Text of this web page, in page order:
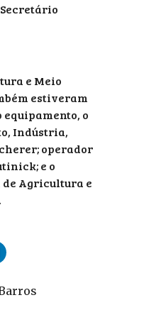
e Meio
estiveram
equipamento, o
Indústria,
operador
e o
Agricultura e
Clique
para
LinkedIn(abre
em